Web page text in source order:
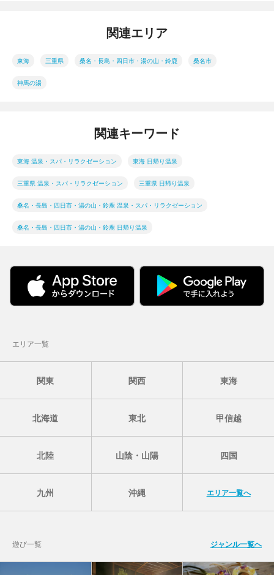
関連エリア
東海 三重県 桑名・長島・四日市・湯の山・鈴鹿 桑名市
神馬の湯
関連キーワード
東海 温泉・スパ・リラクゼーション 東海 日帰り温泉
三重県 温泉・スパ・リラクゼーション 三重県 日帰り温泉
桑名・長島・四日市・湯の山・鈴鹿 温泉・スパ・リラクゼーション
桑名・長島・四日市・湯の山・鈴鹿 日帰り温泉
エリア一覧
関東 関西 東海
北海道 東北 甲信越
北陸 山陰・山陽 四国
九州 沖縄 エリア一覧へ
遊び一覧 ジャンル一覧へ